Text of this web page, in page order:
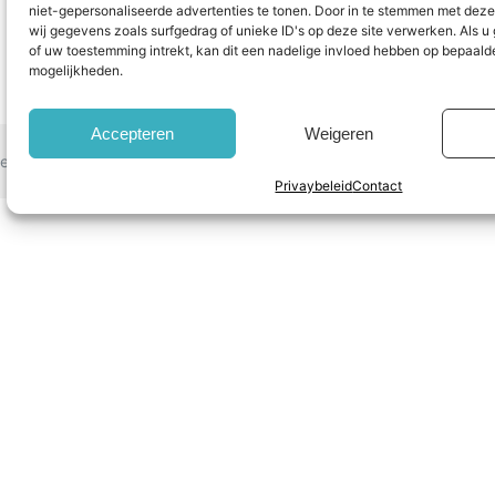
niet-gepersonaliseerde advertenties te tonen. Door in te stemmen met
wij gegevens zoals surfgedrag of unieke ID's op deze site verwerken. Als
of uw toestemming intrekt, kan dit een nadelige invloed hebben op
mogelijkheden.
Accepteren Weigeren
PrivaybeleidContact
VNS Daithgevestigd in Engeland | Algemene voorwaarden|